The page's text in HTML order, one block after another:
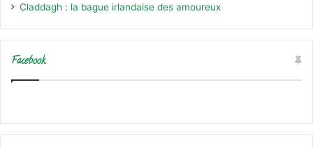
Claddagh : la bague irlandaise des amoureux
Facebook